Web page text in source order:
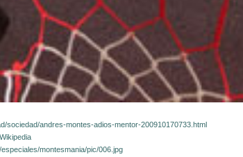
sociedad/andres-montes-adios-mentor-200910170733.html
Wikipedia
montesmania/pic/006.jpg